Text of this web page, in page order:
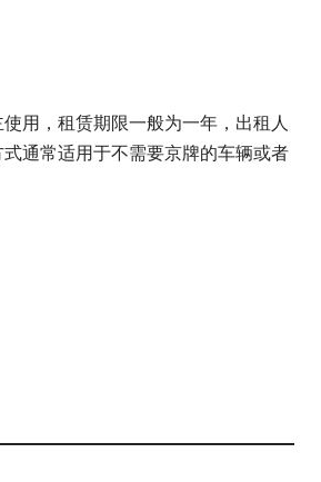
用，租赁期限一般为一年，出租人
通常适用于不需要京牌的车辆或者